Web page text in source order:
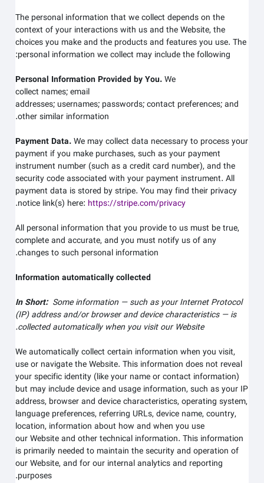
The personal information that we collect depends on the
context of your interactions with us and theWebsite, the
choices you make and the products and features you use. The
personal information we collect may include the following:
Personal Information Provided by You.We
collectnames;email
addresses;usernames;passwords;contact preferences;and
other similar information.
Payment Data.We may collect data necessary to process your
payment if you make purchases, such as your payment
instrument number (such as a credit card number), and the
security code associated with your payment instrument. All
payment data is stored bystripe. You may find their privacy
notice link(s) here:https://stripe.com/privacy
.
All personal information that you provide to us must be true,
complete and accurate, and you must notify us of any
changes to such personal information.
Information automatically collected
In Short:Some information — such as your Internet Protocol
(IP) address and/or browser and device characteristics — is
collected automatically when you visit ourWebsite
.
We automatically collect certain information when you visit,
use or navigate theWebsite. This information does not reveal
your specific identity (like your name or contact information)
but may include device and usage information, such as your IP
address, browser and device characteristics, operating system,
language preferences, referring URLs, device name, country,
location, information about how and when you use
ourWebsiteand other technical information. This information
is primarily needed to maintain the security and operation of
ourWebsite, and for our internal analytics and reporting
purposes.